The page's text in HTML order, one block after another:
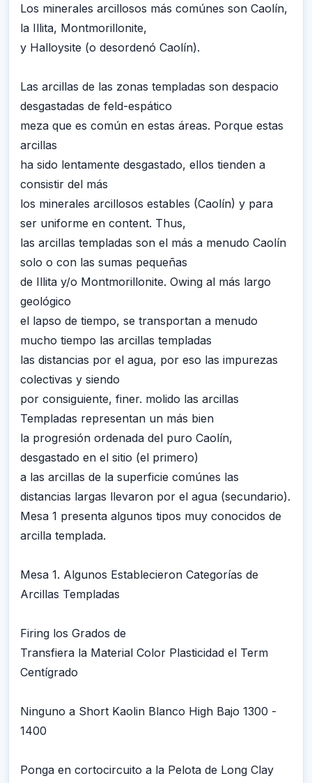
Los minerales arcillosos más comúnes son Caolín,
la Illita, Montmorillonite,
y Halloysite (o desordenó Caolín).
Las arcillas de las zonas templadas son despacio
desgastadas de feld-espático
meza que es común en estas áreas. Porque estas
arcillas
ha sido lentamente desgastado, ellos tienden a
consistir del más
los minerales arcillosos estables (Caolín) y para
ser uniforme en content. Thus,
las arcillas templadas son el más a menudo Caolín
solo o con las sumas pequeñas
de Illita y/o Montmorillonite. Owing al más largo
geológico
el lapso de tiempo, se transportan a menudo
mucho tiempo las arcillas templadas
las distancias por el agua, por eso las impurezas
colectivas y siendo
por consiguiente, finer. molido las arcillas
Templadas representan un más bien
la progresión ordenada del puro Caolín,
desgastado en el sitio (el primero)
a las arcillas de la superficie comúnes las
distancias largas llevaron por el agua (secundario).
Mesa 1 presenta algunos tipos muy conocidos de
arcilla templada.
Mesa 1. Algunos Establecieron Categorías de
Arcillas Templadas
Firing los Grados de
Transfiera la Material Color Plasticidad el Term
Centígrado
Ninguno a Short Kaolin Blanco High Bajo 1300 -
1400
Ponga en cortocircuito a la Pelota de Long Clay